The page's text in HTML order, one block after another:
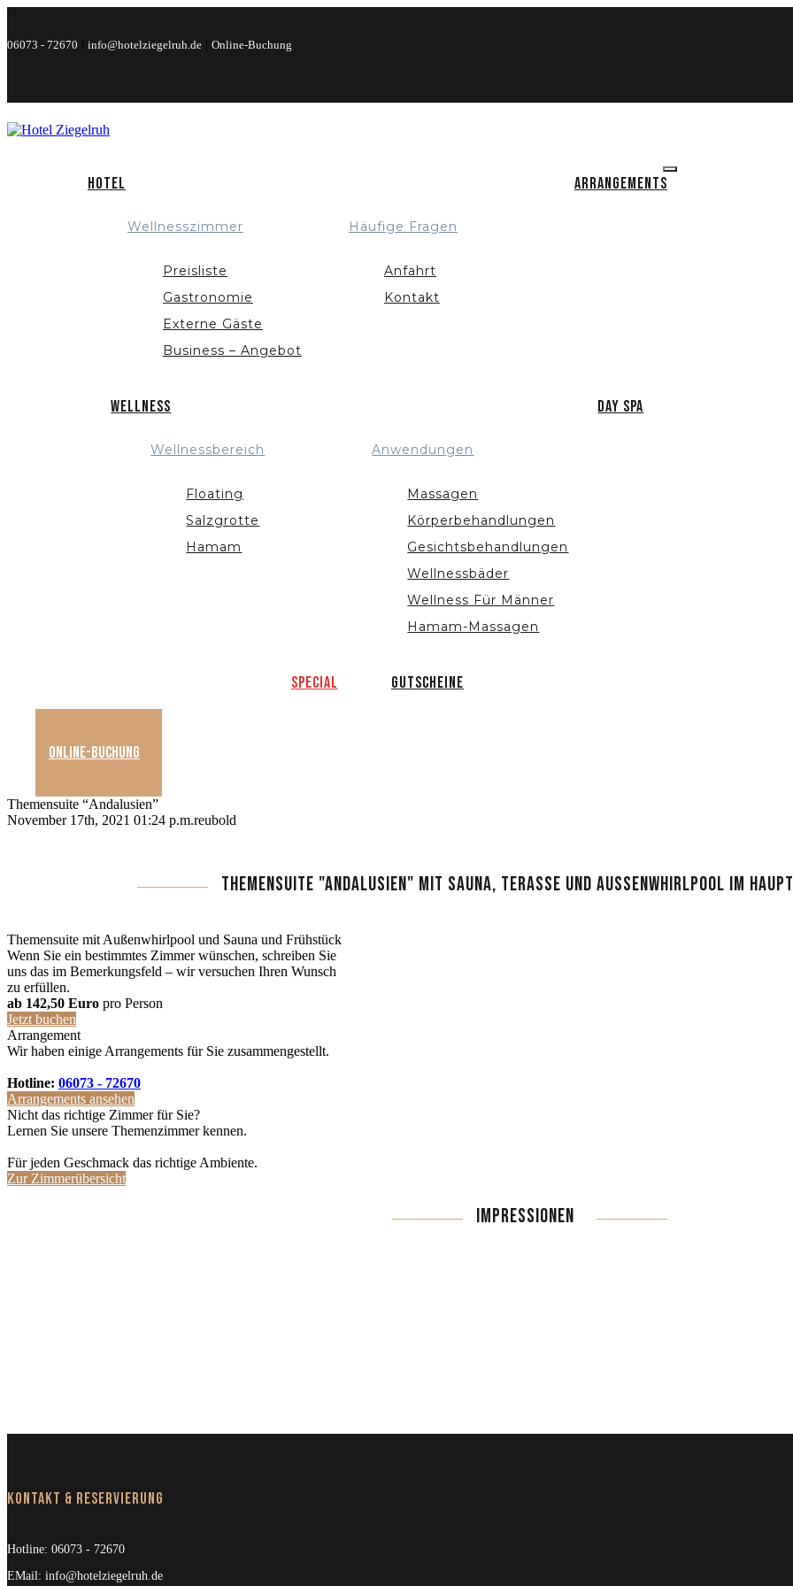
06073 - 72670 info@hotelziegelruh.de Online-Buchung
Hotel
Wellnesszimmer
Preisliste
Gastronomie
Externe Gäste
Business – Angebot
Häufige Fragen
Anfahrt
Kontakt
Arrangements
Wellness
Wellnessbereich
Floating
Salzgrotte
Hamam
Anwendungen
Massagen
Körperbehandlungen
Gesichtsbehandlungen
Wellnessbäder
Wellness Für Männer
Hamam-Massagen
Day Spa
Special Gutscheine
Online-Buchung
Themensuite “Andalusien”
November 17th, 2021 01:24 p.m.reubold
THEMENSUITE "ANDALUSIEN" MIT SAUNA, TERASSE UND AUSSENWHIRLPOOL IM
Themensuite mit Außenwhirlpool und Sauna und Frühstück
Wenn Sie ein bestimmtes Zimmer wünschen, schreiben Sie
uns das im Bemerkungsfeld – wir versuchen Ihren Wunsch
zu erfüllen.
ab 142,50 Euro pro Person
Jetzt buchen
Arrangement
Wir haben einige Arrangements für Sie zusammengestellt.
Hotline: 06073 - 72670
Arrangements ansehen
Nicht das richtige Zimmer für Sie?
Lernen Sie unsere Themenzimmer kennen.
Für jeden Geschmack das richtige Ambiente.
Zur Zimmerübersicht
IMPRESSIONEN
Kontakt & Reservierung
Hotline: 06073 - 72670
EMail: info@hotelziegelruh.de